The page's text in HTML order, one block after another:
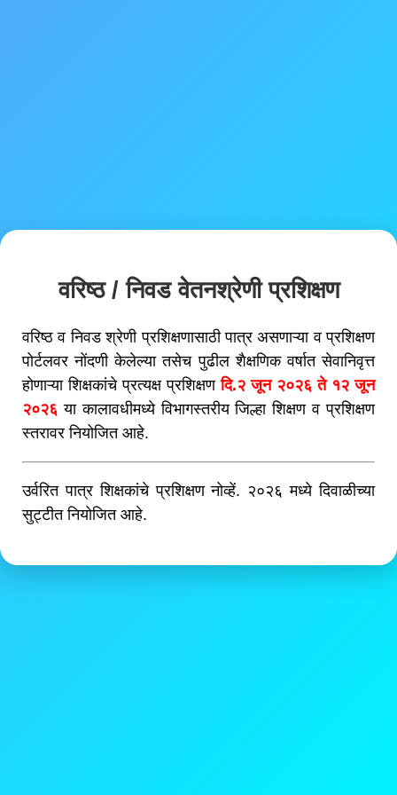
वरिष्ठ / निवड वेतनश्रेणी प्रशिक्षण
वरिष्ठ व निवड श्रेणी प्रशिक्षणासाठी पात्र असणाऱ्या व प्रशिक्षण
पोर्टलवर नोंदणी केलेल्या तसेच पुढील शैक्षणिक वर्षात सेवानिवृत्त
होणा‌ऱ्या शिक्षकांचे प्रत्यक्ष प्रशिक्षणदि.२ जून २०२६ ते १२ जून
२०२६या कालावधीमध्ये विभागस्तरीय जिल्हा शिक्षण व प्रशिक्षण
स्तरावर नियोजित आहे.
उर्वरित पात्र शिक्षकांचे प्रशिक्षण नोव्हें. २०२६ मध्ये दिवाळीच्या
सुट्टीत नियोजित आहे.